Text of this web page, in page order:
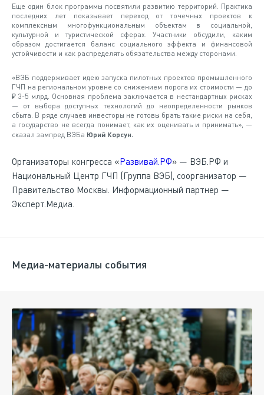
Еще один блок программы посвятили развитию территорий. Практика
последних лет показывает переход от точечных проектов к
комплексным многофункциональным объектам в социальной,
культурной и туристической сферах. Участники обсудили, каким
образом достигается баланс социального эффекта и финансовой
устойчивости и как распределять обязательства между сторонами.
«ВЭБ поддерживает идею запуска пилотных проектов промышленного
ГЧП на региональном уровне со снижением порога их стоимости — до
₽ 3-5 млрд. Основная проблема заключается в нестандартных рисках
— от выбора доступных технологий до неопределенности рынков
сбыта. В ряде случаев инвесторы не готовы брать такие риски на себя,
а государство не всегда понимает, как их оценивать и принимать», —
сказал зампред ВЭБа Юрий Корсун.
Организаторы конгресса «Развивай.РФ» — ВЭБ.РФ и
Национальный Центр ГЧП (Группа ВЭБ), соорганизатор —
Правительство Москвы. Информационный партнер —
Эксперт.Медиа.
Медиа-материалы события